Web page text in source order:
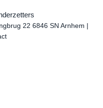
22 6846 SN Arnhem |